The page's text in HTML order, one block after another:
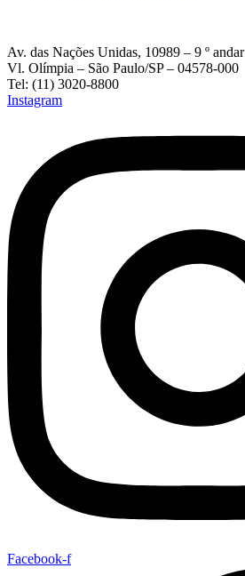
Av. das Nações Unidas, 10989 – 9 º andar
Vl. Olímpia – São Paulo/SP – 04578-000
Tel: (11) 3020-8800
Instagram
Facebook-f